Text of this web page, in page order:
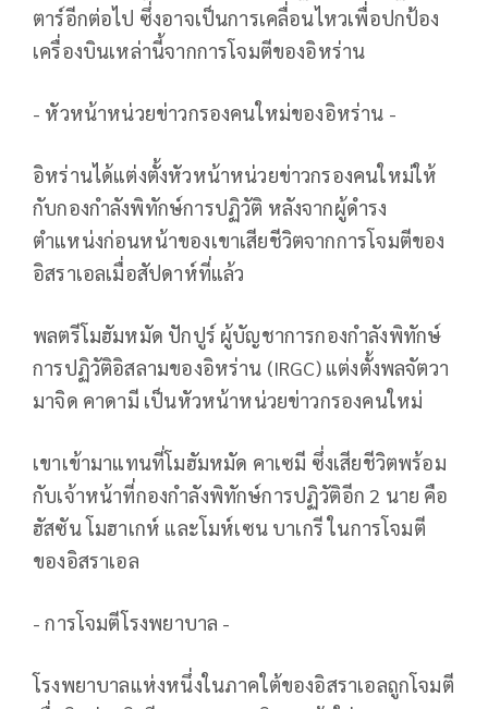
ตาร์อีกต่อไป ซึ่งอาจเป็นการเคลื่อนไหวเพื่อปกป้อง
เครื่องบินเหล่านี้จากการโจมตีของอิหร่าน
- หัวหน้าหน่วยข่าวกรองคนใหม่ของอิหร่าน -
อิหร่านได้แต่งตั้งหัวหน้าหน่วยข่าวกรองคนใหม่ให้
กับกองกำลังพิทักษ์การปฏิวัติ หลังจากผู้ดำรง
ตำแหน่งก่อนหน้าของเขาเสียชีวิตจากการโจมตีของ
อิสราเอลเมื่อสัปดาห์ที่แล้ว
พลตรีโมฮัมหมัด ปักปูร์ ผู้บัญชาการกองกำลังพิทักษ์
การปฏิวัติอิสลามของอิหร่าน (IRGC) แต่งตั้งพลจัตวา
มาจิด คาดามี เป็นหัวหน้าหน่วยข่าวกรองคนใหม่
เขาเข้ามาแทนที่โมฮัมหมัด คาเซมี ซึ่งเสียชีวิตพร้อม
กับเจ้าหน้าที่กองกำลังพิทักษ์การปฏิวัติอีก 2 นาย คือ
ฮัสซัน โมฮาเกห์ และโมห์เซน บาเกรี ในการโจมตี
ของอิสราเอล
- การโจมตีโรงพยาบาล -
โรงพยาบาลแห่งหนึ่งในภาคใต้ของอิสราเอลถูกโจมตี